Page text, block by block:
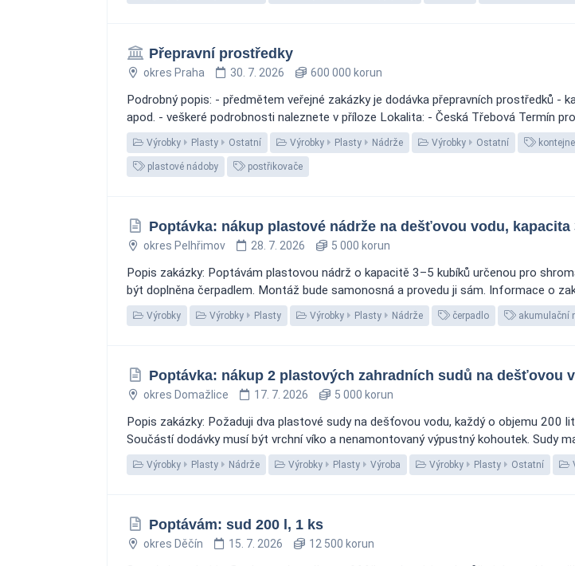
Přepravní prostředky
okres Praha 30. 7. 2026 600 000 korun
Podrobný popis: - předmětem veřejné zakázky je dodávka přepravních prostředků -
apod. - veškeré podrobnosti naleznete v příloze Lokalita: - Česká Třebová Termín
Výrobky Plasty Ostatní Výrobky Plasty Nádrže Výrobky Ostatní
plastové nádoby postřikovače
Poptávka: nákup plastové nádrže na dešťovou vodu, kapacita
okres Pelhřimov 28. 7. 2026 5 000 korun
Popis zakázky: Poptávám plastovou nádrž o kapacitě 3–5 kubíků určenou pro
být doplněna čerpadlem. Montáž bude samonosná a provedu ji sám. Informace o
Výrobky Výrobky Plasty Výrobky Plasty Nádrže čerpadlo akumulační
Poptávka: nákup 2 plastových zahradních sudů na dešťovou
okres Domažlice 17. 7. 2026 5 000 korun
Popis zakázky: Požaduji dva plastové sudy na dešťovou vodu, každý o objemu 200
Součástí dodávky musí být vrchní víko a nenamontovaný výpustný kohoutek. Sudy
Výrobky Plasty Nádrže Výrobky Plasty Výroba Výrobky Plasty Ostatní
Poptávám: sud 200 l, 1 ks
okres Děčín 15. 7. 2026 12 500 korun